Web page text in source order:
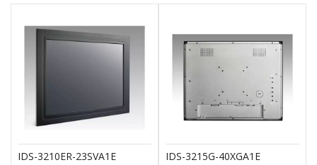
IDS-3210ER-23SVA1E IDS-3215G-40XGA1E